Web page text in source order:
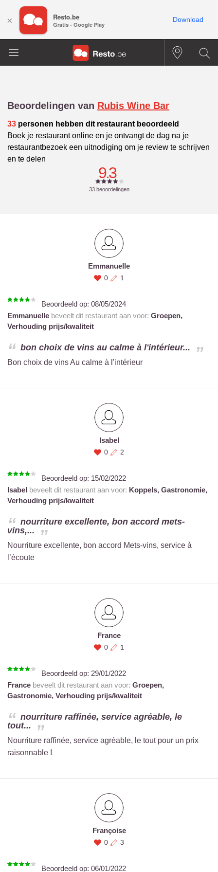
Beoordelingen van Rubis Wine Bar
33 personen hebben dit restaurant beoordeeld
Boek je restaurant online en je ontvangt de dag na je
restaurantbezoek een uitnodiging om je review te schrijven
en te delen
9.3
33beoordelingen
Emmanuelle
0 1
Beoordeeld op: 08/05/2024
Emmanuelle beveelt dit restaurant aan voor: Groepen,
Verhouding prijs/kwaliteit
bon choix de vins au calme à l'intérieur...
Bon choix de vins Au calme à l'intérieur
Isabel
0 2
Beoordeeld op: 15/02/2022
Isabel beveelt dit restaurant aan voor: Koppels, Gastronomie,
Verhouding prijs/kwaliteit
nourriture excellente, bon accord mets-
vins,...
Nourriture excellente, bon accord Mets-vins, service à
l’écoute
France
0 1
Beoordeeld op: 29/01/2022
France beveelt dit restaurant aan voor: Groepen,
Gastronomie, Verhouding prijs/kwaliteit
nourriture raffinée, service agréable, le
tout...
Nourriture raffinée, service agréable, le tout pour un prix
raisonnable !
Françoise
0 3
Beoordeeld op: 06/01/2022
× Resto.be
Gratis - Google Play
Download